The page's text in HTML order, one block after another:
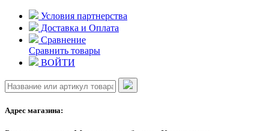
Skip
content
Условия партнерства
Доставка и Оплата
Сравнение
Сравнить товары
ВОЙТИ
Адрес магазина: